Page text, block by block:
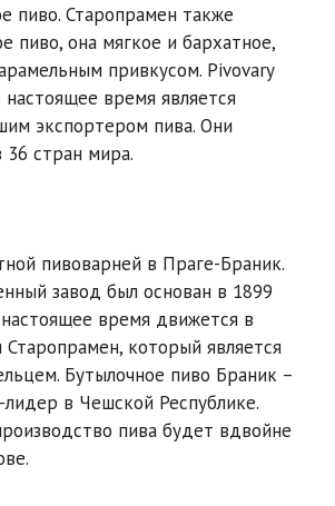
пиво. Старопрамен также
пиво, она мягкое и бархатное,
привкусом. Pivovary
настоящее время является
экспортером пива. Они
36 стран мира.
пивоварней в Праге-Браник.
завод был основан в 1899
время движется в
который является
Бутылочное пиво Браник –
в Чешской Республике.
пива будет вдвойне